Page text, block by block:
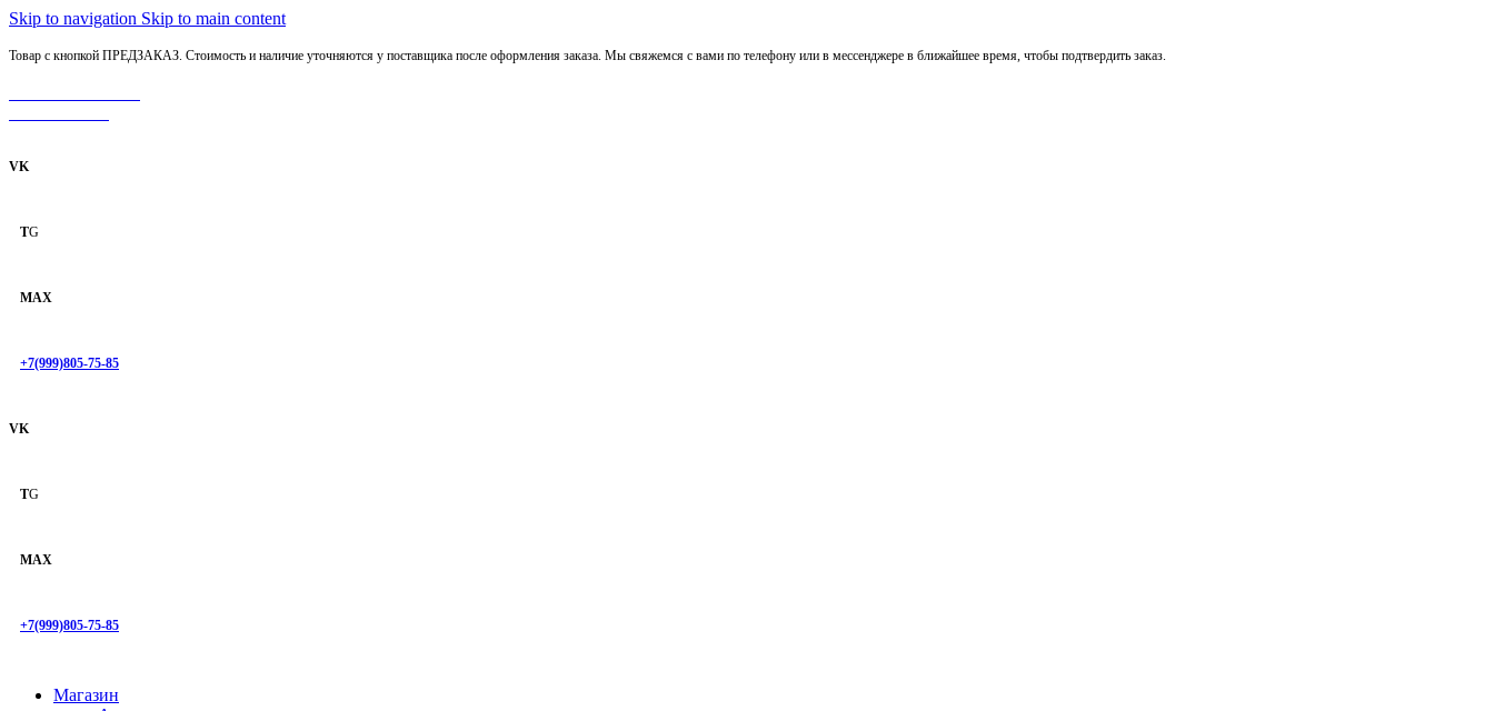
Skip to navigation Skip to main content
Товар с кнопкой ПРЕДЗАКАЗ. Стоимость и наличие уточняются у поставщика после оформления заказа. Мы свяжемся с вами по телефону или в мессенджере в ближайшее время, чтобы подтвердить заказ.
VK
TG
MAX
+7(999)805-75-85
VK
TG
MAX
+7(999)805-75-85
Магазин